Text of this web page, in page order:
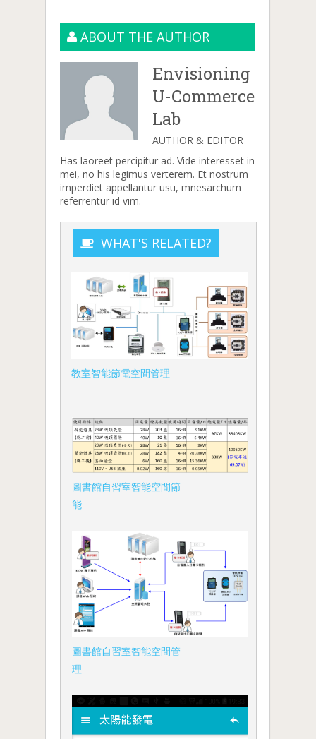
ABOUT THE AUTHOR
Envisioning
U-Commerce
Lab
AUTHOR & EDITOR
Has laoreet percipitur ad. Vide interesset in
mei, no his legimus verterem. Et nostrum
imperdiet appellantur usu, mnesarchum
referrentur id vim.
WHAT'S RELATED?
教室智能節電空間管理
圖書館自習室智能空間節
能
圖書館自習室智能空間管
理